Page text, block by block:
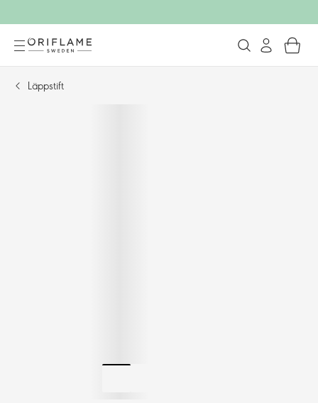
Läppstift